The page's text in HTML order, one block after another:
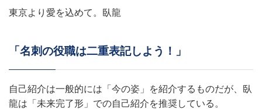
東京より愛を込めて。臥龍
「名刺の役職は二重表記しよう！」
自己紹介は一般的には「今の姿」を紹介するものだが、臥
龍は「未来完了形」での自己紹介を推奨している。